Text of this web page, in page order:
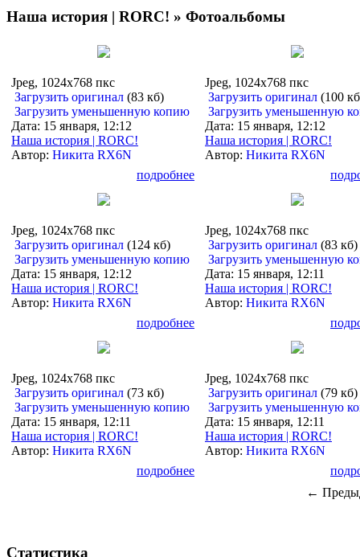
Наша история | RORC! » Фотоальбомы
Jpeg, 1024x768 пкс
Загрузить оригинал (83 кб)
Загрузить уменьшенную копию
Дата: 15 января, 12:12
Наша история | RORC!
Автор: Никита RX6N
подробнее
Jpeg, 1024x768 пкс
Загрузить оригинал (100
Загрузить уменьшенную
Дата: 15 января, 12:12
Наша история | RORC!
Автор: Никита RX6N
Jpeg, 1024x768 пкс
Загрузить оригинал (124 кб)
Загрузить уменьшенную копию
Дата: 15 января, 12:12
Наша история | RORC!
Автор: Никита RX6N
подробнее
Jpeg, 1024x768 пкс
Загрузить оригинал (83 кб)
Загрузить уменьшенную
Дата: 15 января, 12:11
Наша история | RORC!
Автор: Никита RX6N
Jpeg, 1024x768 пкс
Загрузить оригинал (73 кб)
Загрузить уменьшенную копию
Дата: 15 января, 12:11
Наша история | RORC!
Автор: Никита RX6N
подробнее
Jpeg, 1024x768 пкс
Загрузить оригинал (79 кб)
Загрузить уменьшенную
Дата: 15 января, 12:11
Наша история | RORC!
Автор: Никита RX6N
←
Статистика